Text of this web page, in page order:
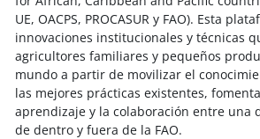
UE, OACPS, PROCASUR y FAO). Esta
innovaciones institucionales y técnicas
agricultores familiares y pequeños
mundo a partir de movilizar el
las mejores prácticas existentes,
aprendizaje y la colaboración entre una
de dentro y fuera de la FAO.